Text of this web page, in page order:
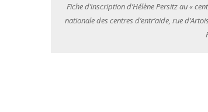
Fiche d’inscription d’Hélène Persitz au «
nationale des centres d’entr’aide, rue